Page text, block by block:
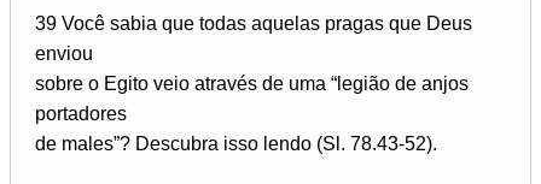
39 Você sabia que todas aquelas pragas que Deus
enviou
sobre o Egito veio através de uma “legião de anjos
portadores
de males”? Descubra isso lendo (Sl. 78.43-52).